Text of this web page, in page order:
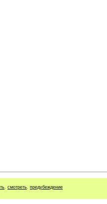
, смотреть, предубеждение